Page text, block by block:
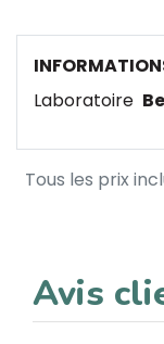
Laboratoire
Tous les prix
Avis